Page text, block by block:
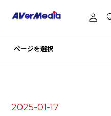
2025-01-17